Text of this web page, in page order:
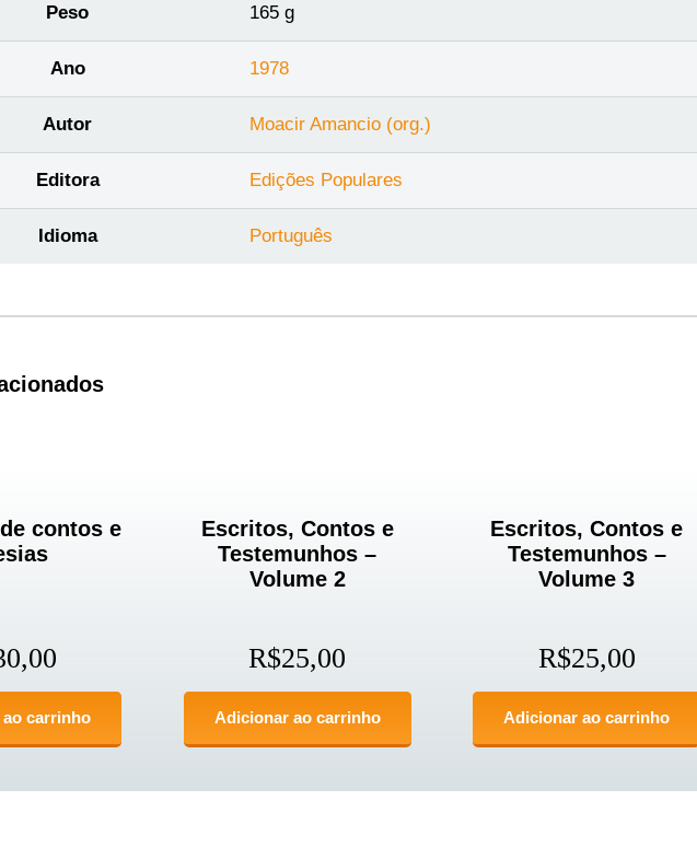
Peso 165 g
Ano 1978
Autor Moacir Amancio (org.)
Editora Edições Populares
Idioma Português
contos e
carrinho
Escritos, Contos e
Testemunhos –
Volume 2
R$25,00
Adicionar ao carrinho
Escritos, Contos e
Testemunhos –
Volume 3
R$25,00
Adicionar ao carrinho